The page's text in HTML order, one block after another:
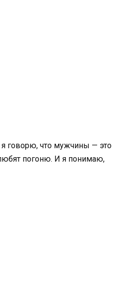
говорю, что мужчины — это
погоню. И я понимаю,